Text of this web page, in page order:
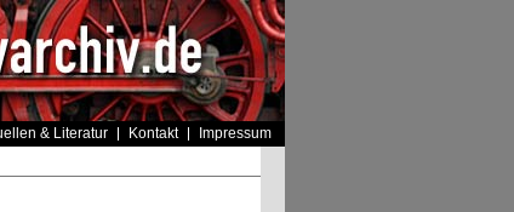
& Literatur Kontakt Impressum